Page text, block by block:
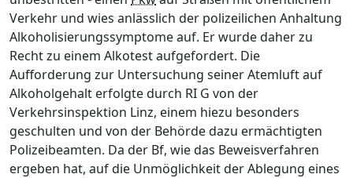
Verkehr und wies anlässlich der polizeilichen Anhaltung
Alkoholisierungssymptome auf. Er wurde daher zu
Recht zu einem Alkotest aufgefordert. Die
Aufforderung zur Untersuchung seiner Atemluft auf
Alkoholgehalt erfolgte durch RI G von der
Verkehrsinspektion Linz, einem hiezu besonders
geschulten und von der Behörde dazu ermächtigten
Polizeibeamten. Da der Bf, wie das Beweisverfahren
ergeben hat, auf die Unmöglichkeit der Ablegung eines